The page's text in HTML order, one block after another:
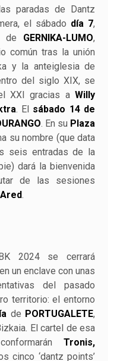
paradas de Dantz
el sábado día 7,
de GERNIKA-LUMO,
común tras la unión
y la anteiglesia de
del siglo XIX, se
XXI gracias a Willy
. El sábado 14 de
. En su Plaza
su nombre (que data
seis entradas de la
dará la bienvenida
de las sesiones
.
2024 se cerrará
en un enclave con unas
del pasado
territorio: el entorno
de PORTUGALETE,
El cartel de esa
Tronis,
cinco ‘dantz points’